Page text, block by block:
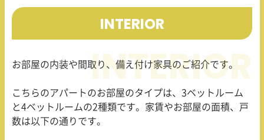
INTERIOR
お部屋の内装や間取り、備え付け家具のご紹介です。
こちらのアパートのお部屋のタイプは、3ベットルーム
と4ベットルームの2種類です。家賃やお部屋の面積、戸
数は以下の通りです。